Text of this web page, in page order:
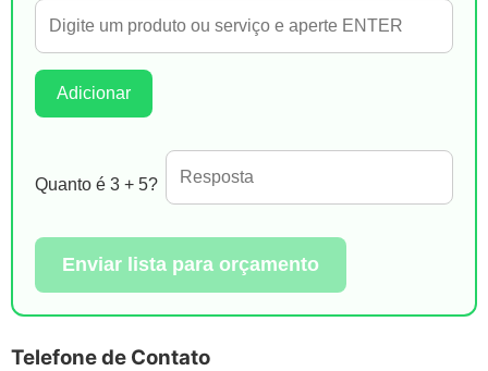
Adicionar
Quanto é 3 + 5?
Enviar lista para orçamento
Telefone de Contato